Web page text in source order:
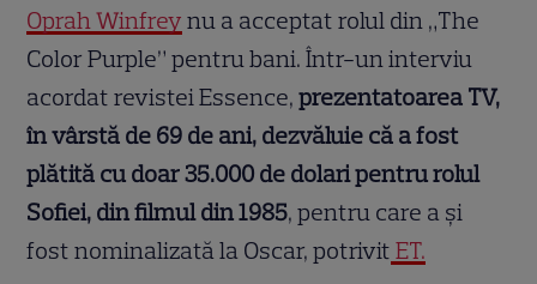
Oprah Winfrey nu a acceptat rolul din „The
Color Purple” pentru bani. Într-un interviu
acordat revistei Essence,prezentatoarea TV,
în vârstă de 69 de ani, dezvăluie că a fost
plătită cu doar 35.000 de dolari pentru rolul
Sofiei, din filmul din 1985, pentru care a și
fost nominalizată la Oscar, potrivit ET.